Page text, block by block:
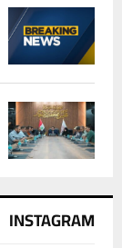
INSTAGRAM